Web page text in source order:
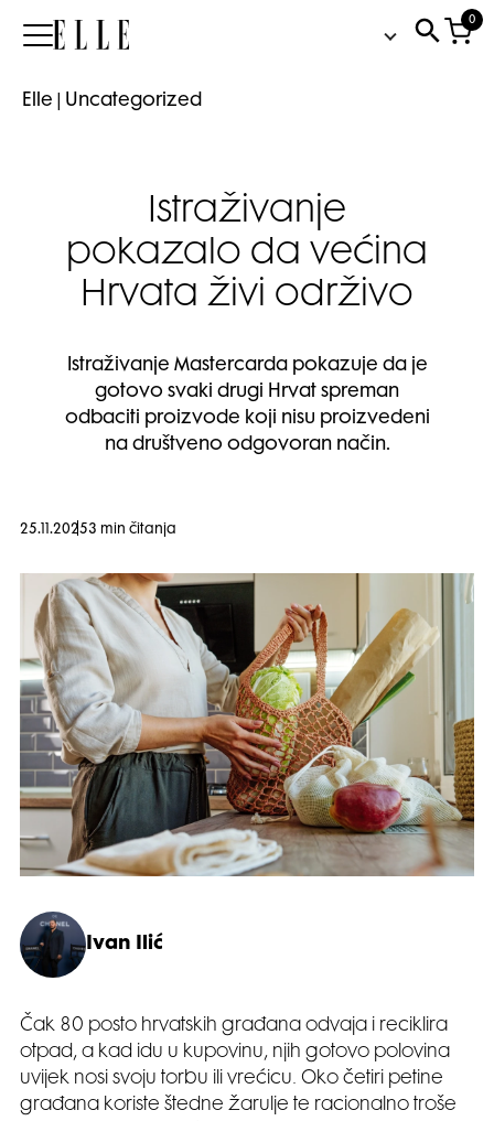
Elle
0
Elle Uncategorized
Istraživanje
pokazalo da većina
Hrvata živi održivo
Istraživanje Mastercarda pokazuje da je
gotovo svaki drugi Hrvat spreman
odbaciti proizvode koji nisu proizvedeni
na društveno odgovoran način.
25.11.20253 min čitanja
Ivan Ilić
Čak 80 posto hrvatskih građana odvaja i reciklira
otpad, a kad idu u kupovinu, njih gotovo polovina
uvijek nosi svoju torbu ili vrećicu. Oko četiri petine
građana koriste štedne žarulje te racionalno troše